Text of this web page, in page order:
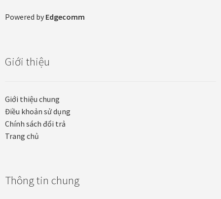
In tranh treo tường theo yêu cầu
In ảnh theo yêu cầu
In tranh canvas theo yêu cầu
in tranh mica
Powered by Edgecomm
Giới thiệu
Giới thiệu chung
Điều khoản sử dụng
Chính sách đổi trả
Trang chủ
Thông tin chung